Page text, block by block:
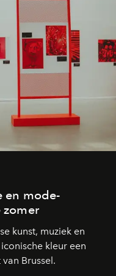
en mode-
zomer
kunst, muziek en
kleur een
Brussel.